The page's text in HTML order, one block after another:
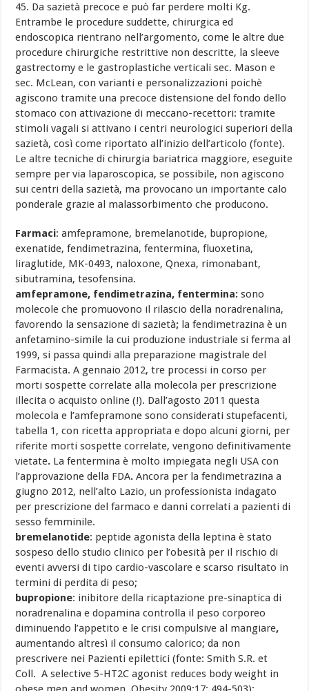
45. Da sazietà precoce e può far perdere molti Kg.
Entrambe le procedure suddette, chirurgica ed
endoscopica rientrano nell’argomento, come le altre due
procedure chirurgiche restrittive non descritte, la sleeve
gastrectomy e le gastroplastiche verticali sec. Mason e
sec. McLean, con varianti e personalizzazioni poichè
agiscono tramite una precoce distensione del fondo dello
stomaco con attivazione di meccano-recettori: tramite
stimoli vagali si attivano i centri neurologici superiori della
sazietà, così come riportato all’inizio dell’articolo (fonte).
Le altre tecniche di chirurgia bariatrica maggiore, eseguite
sempre per via laparoscopica, se possibile, non agiscono
sui centri della sazietà, ma provocano un importante calo
ponderale grazie al malassorbimento che producono.
Farmaci: amfepramone, bremelanotide, bupropione,
exenatide, fendimetrazina, fentermina, fluoxetina,
liraglutide, MK-0493, naloxone, Qnexa, rimonabant,
sibutramina, tesofensina.
amfepramone, fendimetrazina, fentermina:sono
molecole che promuovono il rilascio della noradrenalina,
favorendo la sensazione di sazietà; la fendimetrazina è un
anfetamino-simile la cui produzione industriale si ferma al
1999, si passa quindi alla preparazione magistrale del
Farmacista. A gennaio 2012, tre processi in corso per
morti sospette correlate alla molecola per prescrizione
illecita o acquisto online (!). Dall’agosto 2011 questa
molecola e l’amfepramone sono considerati stupefacenti,
tabella 1, con ricetta appropriata e dopo alcuni giorni, per
riferite morti sospette correlate, vengono definitivamente
vietate. La fentermina è molto impiegata negli USA con
l’approvazione della FDA.Ancora per la fendimetrazina a
giugno 2012, nell’alto Lazio, un professionista indagato
per prescrizione del farmaco e danni correlati a pazienti di
sesso femminile.
bremelanotide: peptide agonista della leptina è stato
sospeso dello studio clinico per l’obesità per il rischio di
eventi avversi di tipo cardio-vascolare e scarso risultato in
termini di perdita di peso;
bupropione: inibitore della ricaptazione pre-sinaptica di
noradrenalina e dopamina controlla il peso corporeo
diminuendo l’appetito e le crisi compulsive al mangiare,
aumentando altresì il consumo calorico; da non
prescrivere nei Pazienti epilettici (fonte: Smith S.R. et
Coll. A selective 5-HT2C agonist reduces body weight in